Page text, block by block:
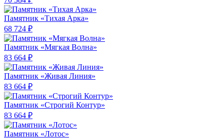
Памятник «Тихая Арка»
68 724 ₽
Памятник «Мягкая Волна»
83 664 ₽
Памятник «Живая Линия»
83 664 ₽
Памятник «Строгий Контур»
83 664 ₽
Памятник «Лотос»